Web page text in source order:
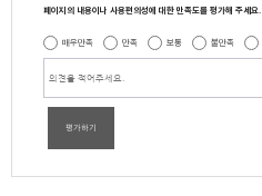
페이지의 내용이나 사용편의성에 대한 만족도를 평가해 주세요.
매우만족 만족 보통 불만족
평가하기